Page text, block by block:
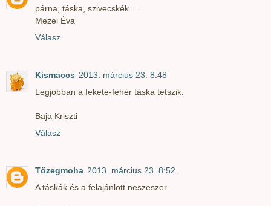
párna, táska, szivecskék....
Mezei Éva
Válasz
Kismaccs 2013. március 23. 8:48
Legjobban a fekete-fehér táska tetszik.
Baja Kriszti
Válasz
Tőzegmoha 2013. március 23. 8:52
A táskák és a felajánlott neszeszer.